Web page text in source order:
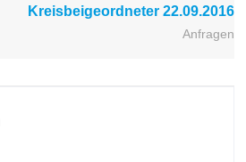
Kreisbeigeordneter 22.09.2016
Anfragen